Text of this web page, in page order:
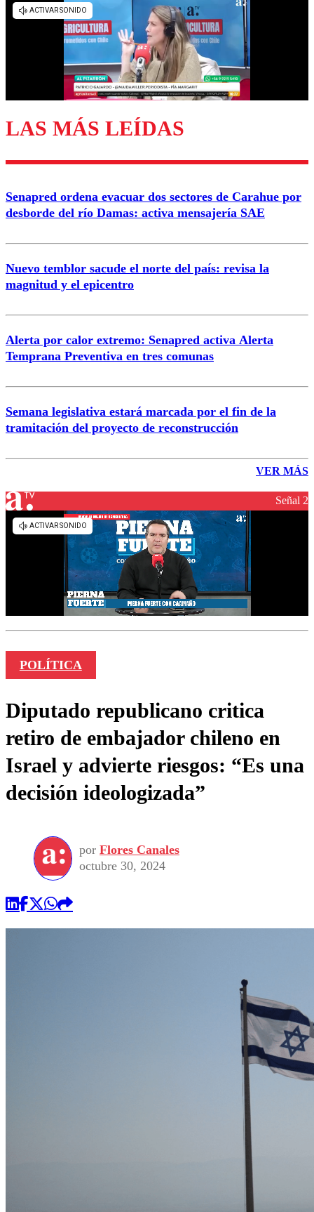
diálogo respetuoso.
Enviar comentario
LAS MÁS LEÍDAS
Senapred ordena evacuar dos sectores de Carahue por
desborde del río Damas: activa mensajería SAE
Nuevo temblor sacude el norte del país: revisa la
magnitud y el epicentro
Alerta por calor extremo: Senapred activa Alerta
Temprana Preventiva en tres comunas
Semana legislativa estará marcada por el fin de la
tramitación del proyecto de reconstrucción
VER MÁS
Señal 2
POLÍTICA
Diputado republicano critica
retiro de embajador chileno en
Israel y advierte riesgos: “Es una
decisión ideologizada”
por Flores Canales
octubre 30, 2024